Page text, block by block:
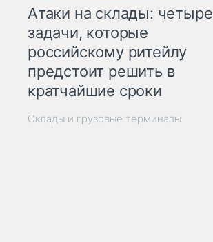
Атаки на склады: четыре
задачи, которые
российскому ритейлу
предстоит решить в
кратчайшие сроки
Склады и грузовые терминалы